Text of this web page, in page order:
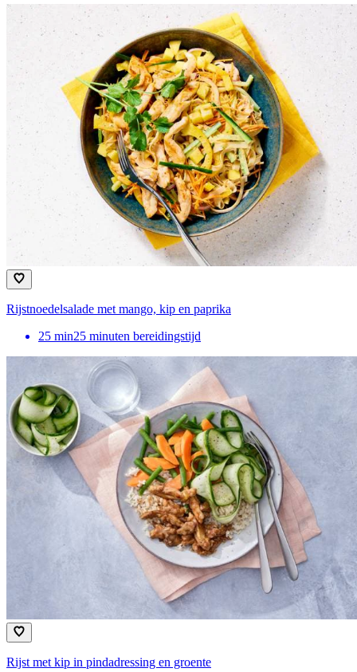
Rijstnoedelsalade met mango, kip en paprika
25 min25 minuten bereidingstijd
Rijst met kip in pindadressing en groente